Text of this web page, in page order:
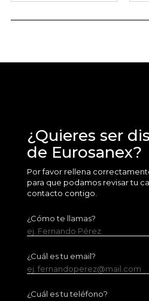
¿Quieres ser
de Eurosanex?
Por favor rellena
para que podamos revisar tu
contacto contigo.
¿Cómo te llamas?
ej. Fernando Pérez
¿Cuál es tu email?
ej. fernandoperez@mail.com
¿Cuál es tu teléfono?